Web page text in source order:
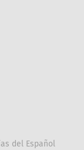
del Español